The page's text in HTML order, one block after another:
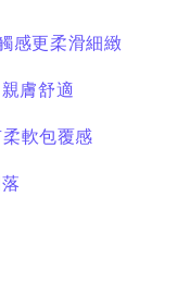
感更柔滑細緻
膚舒適
軟包覆感